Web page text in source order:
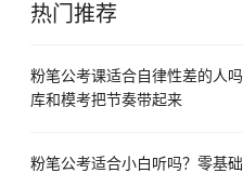
热门推荐
粉笔公考课适合自律性差的人
库和模考把节奏带起来
粉笔公考适合小白听吗？零基